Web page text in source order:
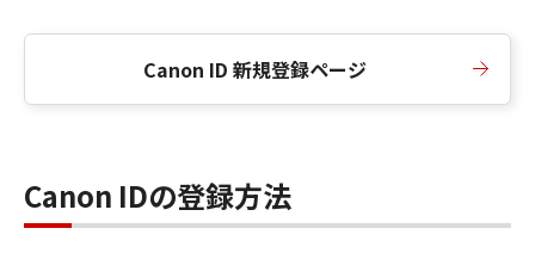
Canon ID 新規登録ページ
Canon IDの登録方法